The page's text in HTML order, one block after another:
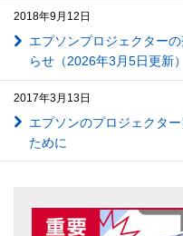
2018年9月12日
エプソンプロジェクター
らせ（2026年3月5日更新）
2017年3月13日
エプソンのプロジェクタ
ために